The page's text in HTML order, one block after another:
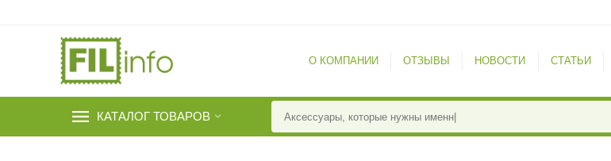
О КОМПАНИИ ОТЗЫВЫ НОВОСТИ СТАТЬИ
КАТАЛОГ ТОВАРОВ